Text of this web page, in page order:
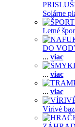
Solárne
Letné
DO
... viac
... viac
... viac
Vírivé